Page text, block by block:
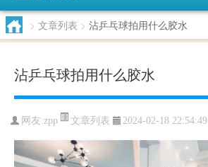
> 文章列表 > 沾乒乓球拍用什么胶水
沾乒乓球拍用什么胶水
网友:zpp 文章列表 2024-02-18 22:54:49